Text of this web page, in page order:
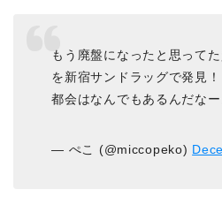
もう廃盤になったと思って
を新宿サンドラッグで発見！
都会はなんでもあるんだな
— ぺこ (@miccopeko)